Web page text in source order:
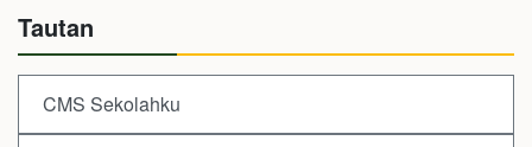
Tautan
CMS Sekolahku